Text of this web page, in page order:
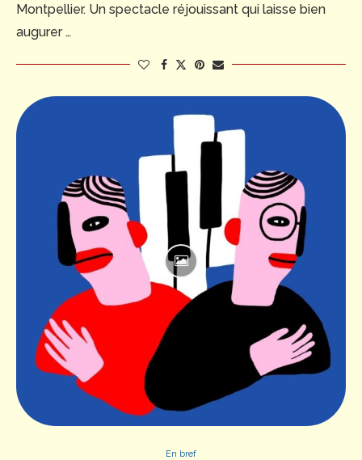
Montpellier. Un spectacle réjouissant qui laisse bien
augurer …
En bref